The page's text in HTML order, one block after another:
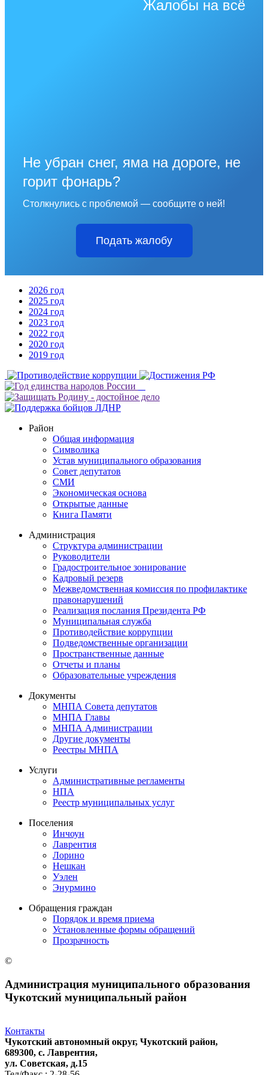
Жалобы на всё
Не убран снег, яма на дороге, не
горит фонарь?
Столкнулись с проблемой — сообщите о ней!
Подать жалобу
2026 год
2025 год
2024 год
2023 год
2022 год
2020 год
2019 год
Район
Общая информация
Символика
Устав муниципального образования
Совет депутатов
СМИ
Экономическая основа
Открытые данные
Книга Памяти
Администрация
Структура администрации
Руководители
Градостроительное зонирование
Кадровый резерв
Межведомственная комиссия по профилактике
правонарушений
Реализация послания Президента РФ
Муниципальная служба
Противодействие коррупции
Подведомственные организации
Пространственные данные
Отчеты и планы
Образовательные учреждения
Документы
МНПА Совета депутатов
МНПА Главы
МНПА Администрации
Другие документы
Реестры МНПА
Услуги
Административные регламенты
НПА
Реестр муниципальных услуг
Поселения
Инчоун
Лаврентия
Лорино
Нешкан
Уэлен
Энурмино
Обращения граждан
Порядок и время приема
Установленные формы обращений
Прозрачность
©
Администрация муниципального образования
Чукотский муниципальный район
Контакты
Чукотский автономный округ, Чукотский район,
689300, с. Лаврентия,
ул. Советская, д.15